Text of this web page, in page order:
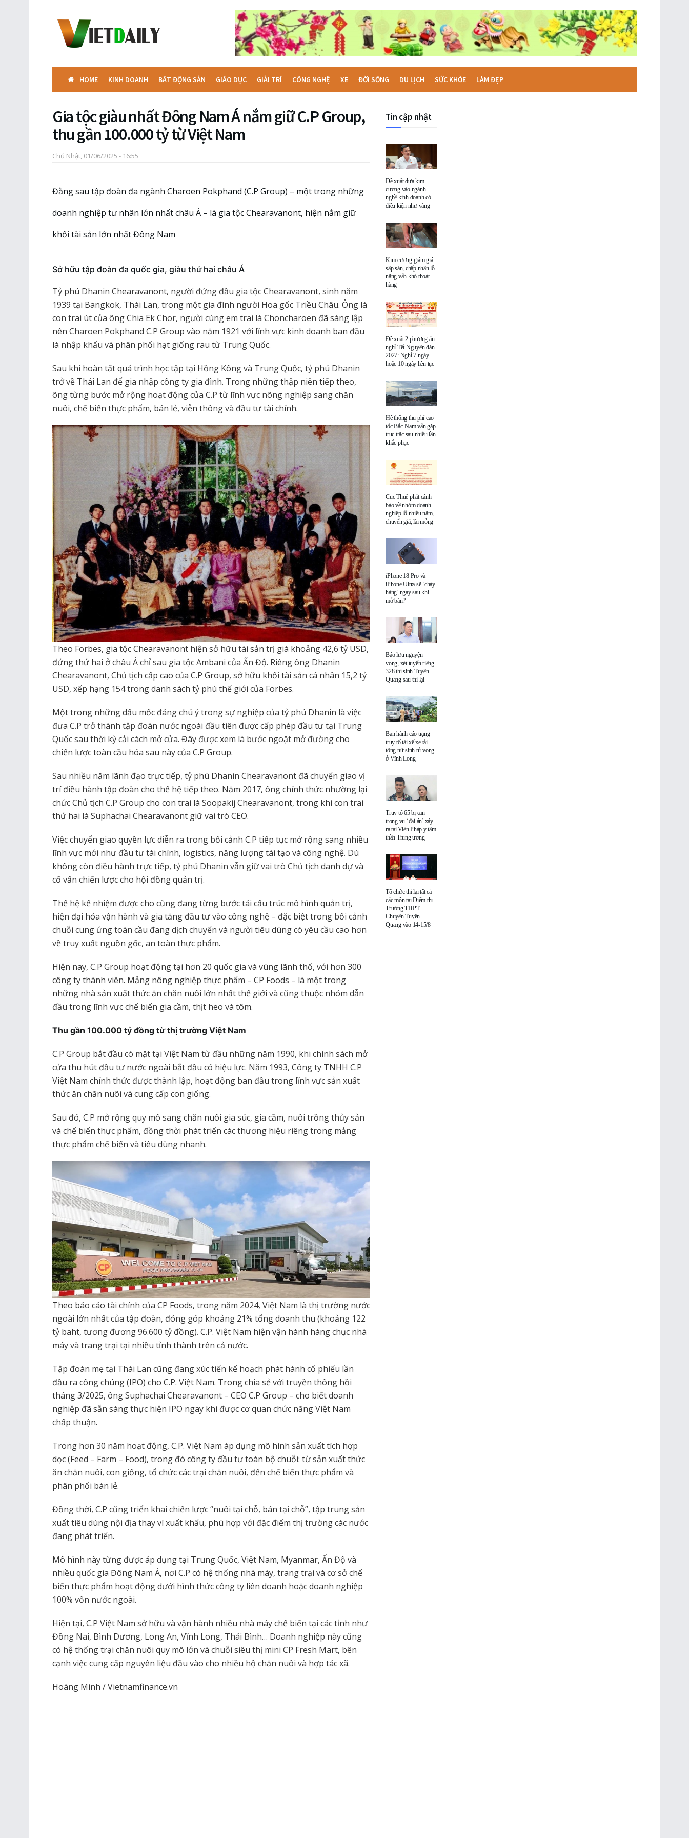
HOME KINH DOANH BẤT ĐỘNG SẢN GIÁO DỤC GIẢI TRÍ CÔNG NGHỆ XE ĐỜI SỐNG DU LỊCH SỨC KHỎE LÀM ĐẸP
Gia tộc giàu nhất Đông Nam Á nắm giữ C.P Group,
thu gần 100.000 tỷ từ Việt Nam
Chủ Nhật, 01/06/2025 - 16:55
Đằng sau tập đoàn đa ngành Charoen Pokphand (C.P Group) – một trong những
doanh nghiệp tư nhân lớn nhất châu Á – là gia tộc Chearavanont, hiện nắm giữ
khối tài sản lớn nhất Đông Nam
Sở hữu tập đoàn đa quốc gia, giàu thứ hai châu Á
Tỷ phú Dhanin Chearavanont, người đứng đầu gia tộc Chearavanont, sinh năm
1939 tại Bangkok, Thái Lan, trong một gia đình người Hoa gốc Triều Châu. Ông là
con trai út của ông Chia Ek Chor, người cùng em trai là Choncharoen đã sáng lập
nên Charoen Pokphand C.P Group vào năm 1921 với lĩnh vực kinh doanh ban đầu
là nhập khẩu và phân phối hạt giống rau từ Trung Quốc.
Sau khi hoàn tất quá trình học tập tại Hồng Kông và Trung Quốc, tỷ phú Dhanin
trở về Thái Lan để gia nhập công ty gia đình. Trong những thập niên tiếp theo,
ông từng bước mở rộng hoạt động của C.P từ lĩnh vực nông nghiệp sang chăn
nuôi, chế biến thực phẩm, bán lẻ, viễn thông và đầu tư tài chính.
Theo Forbes, gia tộc Chearavanont hiện sở hữu tài sản trị giá khoảng 42,6 tỷ USD,
đứng thứ hai ở châu Á chỉ sau gia tộc Ambani của Ấn Độ. Riêng ông Dhanin
Chearavanont, Chủ tịch cấp cao của C.P Group, sở hữu khối tài sản cá nhân 15,2 tỷ
USD, xếp hạng 154 trong danh sách tỷ phú thế giới của Forbes.
Một trong những dấu mốc đáng chú ý trong sự nghiệp của tỷ phú Dhanin là việc
đưa C.P trở thành tập đoàn nước ngoài đầu tiên được cấp phép đầu tư tại Trung
Quốc sau thời kỳ cải cách mở cửa. Đây được xem là bước ngoặt mở đường cho
chiến lược toàn cầu hóa sau này của C.P Group.
Sau nhiều năm lãnh đạo trực tiếp, tỷ phú Dhanin Chearavanont đã chuyển giao vị
trí điều hành tập đoàn cho thế hệ tiếp theo. Năm 2017, ông chính thức nhường lại
chức Chủ tịch C.P Group cho con trai là Soopakij Chearavanont, trong khi con trai
thứ hai là Suphachai Chearavanont giữ vai trò CEO.
Việc chuyển giao quyền lực diễn ra trong bối cảnh C.P tiếp tục mở rộng sang nhiều
lĩnh vực mới như đầu tư tài chính, logistics, năng lượng tái tạo và công nghệ. Dù
không còn điều hành trực tiếp, tỷ phú Dhanin vẫn giữ vai trò Chủ tịch danh dự và
cố vấn chiến lược cho hội đồng quản trị.
Thế hệ kế nhiệm được cho cũng đang từng bước tái cấu trúc mô hình quản trị,
hiện đại hóa vận hành và gia tăng đầu tư vào công nghệ – đặc biệt trong bối cảnh
chuỗi cung ứng toàn cầu đang dịch chuyển và người tiêu dùng có yêu cầu cao hơn
về truy xuất nguồn gốc, an toàn thực phẩm.
Hiện nay, C.P Group hoạt động tại hơn 20 quốc gia và vùng lãnh thổ, với hơn 300
công ty thành viên. Mảng nông nghiệp thực phẩm – CP Foods – là một trong
những nhà sản xuất thức ăn chăn nuôi lớn nhất thế giới và cũng thuộc nhóm dẫn
đầu trong lĩnh vực chế biến gia cầm, thịt heo và tôm.
Thu gần 100.000 tỷ đồng từ thị trường Việt Nam
C.P Group bắt đầu có mặt tại Việt Nam từ đầu những năm 1990, khi chính sách mở
cửa thu hút đầu tư nước ngoài bắt đầu có hiệu lực. Năm 1993, Công ty TNHH C.P
Việt Nam chính thức được thành lập, hoạt động ban đầu trong lĩnh vực sản xuất
thức ăn chăn nuôi và cung cấp con giống.
Sau đó, C.P mở rộng quy mô sang chăn nuôi gia súc, gia cầm, nuôi trồng thủy sản
và chế biến thực phẩm, đồng thời phát triển các thương hiệu riêng trong mảng
thực phẩm chế biến và tiêu dùng nhanh.
Theo báo cáo tài chính của CP Foods, trong năm 2024, Việt Nam là thị trường nước
ngoài lớn nhất của tập đoàn, đóng góp khoảng 21% tổng doanh thu (khoảng 122
tỷ baht, tương đương 96.600 tỷ đồng). C.P. Việt Nam hiện vận hành hàng chục nhà
máy và trang trại tại nhiều tỉnh thành trên cả nước.
Tập đoàn mẹ tại Thái Lan cũng đang xúc tiến kế hoạch phát hành cổ phiếu lần
đầu ra công chúng (IPO) cho C.P. Việt Nam. Trong chia sẻ với truyền thông hồi
tháng 3/2025, ông Suphachai Chearavanont – CEO C.P Group – cho biết doanh
nghiệp đã sẵn sàng thực hiện IPO ngay khi được cơ quan chức năng Việt Nam
chấp thuận.
Trong hơn 30 năm hoạt động, C.P. Việt Nam áp dụng mô hình sản xuất tích hợp
dọc (Feed – Farm – Food), trong đó công ty đầu tư toàn bộ chuỗi: từ sản xuất thức
ăn chăn nuôi, con giống, tổ chức các trại chăn nuôi, đến chế biến thực phẩm và
phân phối bán lẻ.
Đồng thời, C.P cũng triển khai chiến lược “nuôi tại chỗ, bán tại chỗ”, tập trung sản
xuất tiêu dùng nội địa thay vì xuất khẩu, phù hợp với đặc điểm thị trường các nước
đang phát triển.
Mô hình này từng được áp dụng tại Trung Quốc, Việt Nam, Myanmar, Ấn Độ và
nhiều quốc gia Đông Nam Á, nơi C.P có hệ thống nhà máy, trang trại và cơ sở chế
biến thực phẩm hoạt động dưới hình thức công ty liên doanh hoặc doanh nghiệp
100% vốn nước ngoài.
Hiện tại, C.P Việt Nam sở hữu và vận hành nhiều nhà máy chế biến tại các tỉnh như
Đồng Nai, Bình Dương, Long An, Vĩnh Long, Thái Bình… Doanh nghiệp này cũng
có hệ thống trại chăn nuôi quy mô lớn và chuỗi siêu thị mini CP Fresh Mart, bên
cạnh việc cung cấp nguyên liệu đầu vào cho nhiều hộ chăn nuôi và hợp tác xã.
Hoàng Minh / Vietnamfinance.vn
Tin cập nhật
Đề xuất đưa kim
cương vào ngành
nghề kinh doanh có
điều kiện như vàng
Kim cương giảm giá
sập sàn, chấp nhận lỗ
nặng vẫn khó thoát
hàng
Đề xuất 2 phương án
nghỉ Tết Nguyên đán
2027: Nghỉ 7 ngày
hoặc 10 ngày liên tục
Hệ thống thu phí cao
tốc Bắc-Nam vẫn gặp
trục trặc sau nhiều lần
khắc phục
Cục Thuế phát cảnh
báo về nhóm doanh
nghiệp lỗ nhiều năm,
chuyển giá, lãi mỏng
iPhone 18 Pro và
iPhone Ultra sẽ ‘cháy
hàng’ ngay sau khi
mở bán?
Bảo lưu nguyện
vọng, xét tuyển riêng
328 thí sinh Tuyên
Quang sau thi lại
Ban hành cáo trạng
truy tố tài xế xe tải
tông nữ sinh tử vong
ở Vĩnh Long
Truy tố 65 bị can
trong vụ ‘đại án’ xảy
ra tại Viện Pháp y tâm
thần Trung ương
Tổ chức thi lại tất cả
các môn tại Điểm thi
Trường THPT
Chuyên Tuyên
Quang vào 14-15/8